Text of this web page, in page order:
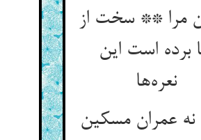
مرا ** سخت از
برده است این
نعره‌ها
نه عمران مسکین